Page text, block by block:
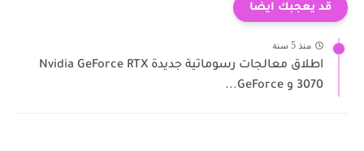
قد يعجبك ايضا
منذ 5 سنة
اطلاق معالجات رسوماتية جديدة Nvidia GeForce RTX
3070 و GeForce...